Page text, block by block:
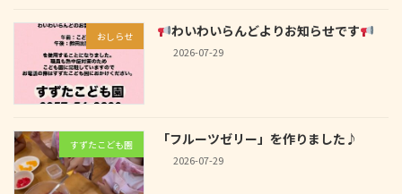
おしらせ わいわいらんどよりお知らせです
2026-07-29
すずたこども園 「フルーツゼリー」を作りました♪
2026-07-29